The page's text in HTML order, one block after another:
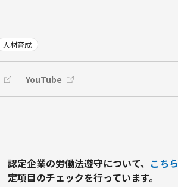
人材育成
YouTube
認定企業の労働法遵守について、 こちら
定項⽬のチェックを⾏っています。